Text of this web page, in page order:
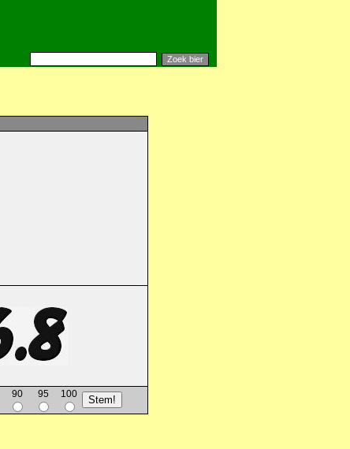
90 95 100